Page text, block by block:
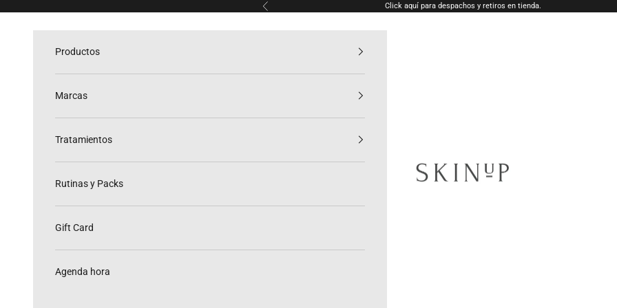
Anterior Click aquí para despachos y retiros en tienda.
SkinUp
Productos
Marcas
Tratamientos
Rutinas y Packs
Gift Card
Agenda hora